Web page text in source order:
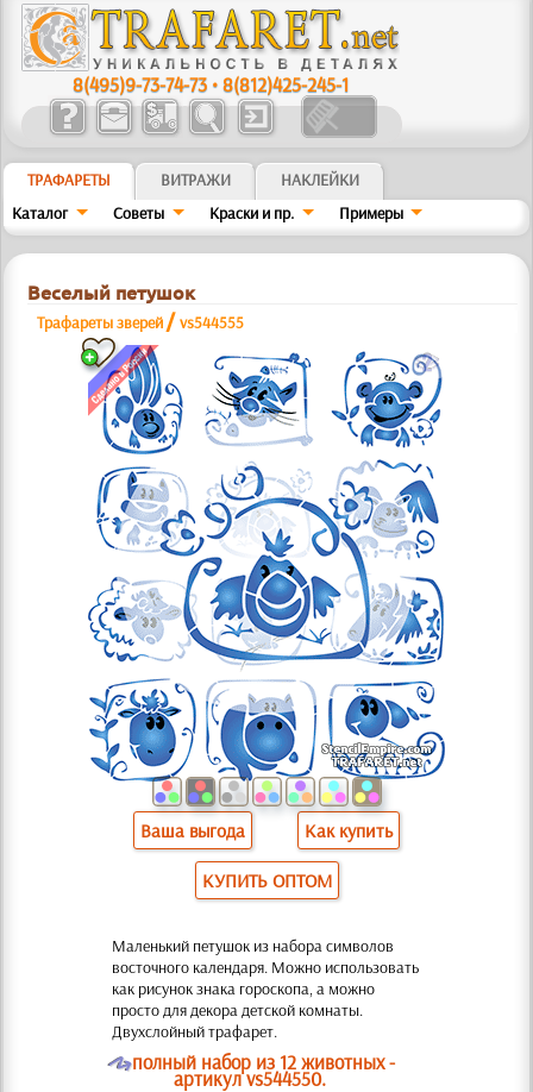
8(495)9-73-74-73 •8(812)425-245-1
ТРАФАРЕТЫ ВИТРАЖИ
НАКЛЕЙКИ
Каталог
Советы Краски и пр. Примеры
Веселый петушок
Трафареты зверей /vs544555
b
Ваша выгода Как купить
КУПИТЬ ОПТОМ
Маленький петушок из набора символов
восточного календаря. Можно использовать
как рисунок знака гороскопа, а можно
просто для декора детской комнаты.
Двухслойный трафарет.
Oполный набор из 12 животных -
артикул vs544550.